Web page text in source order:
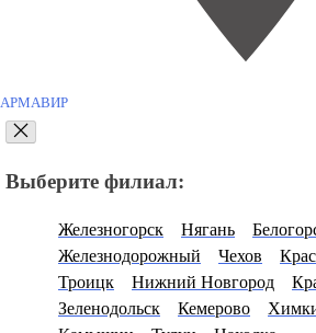
АРМАВИР
Выберите филиал:
Железногорск Нягань
Железнодорожный
Чехов
Троицк
Нижний Новгород
Зеленодольск
Кемерово